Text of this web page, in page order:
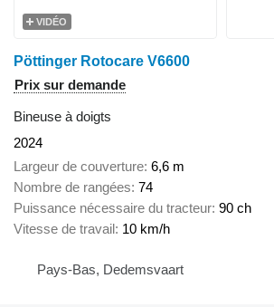
VIDÉO
Pöttinger Rotocare V6600
Prix sur demande
Bineuse à doigts
2024
Largeur de couverture 6,6 m
Nombre de rangées 74
Puissance nécessaire du tracteur 90 ch
Vitesse de travail 10 km/h
Pays-Bas, Dedemsvaart